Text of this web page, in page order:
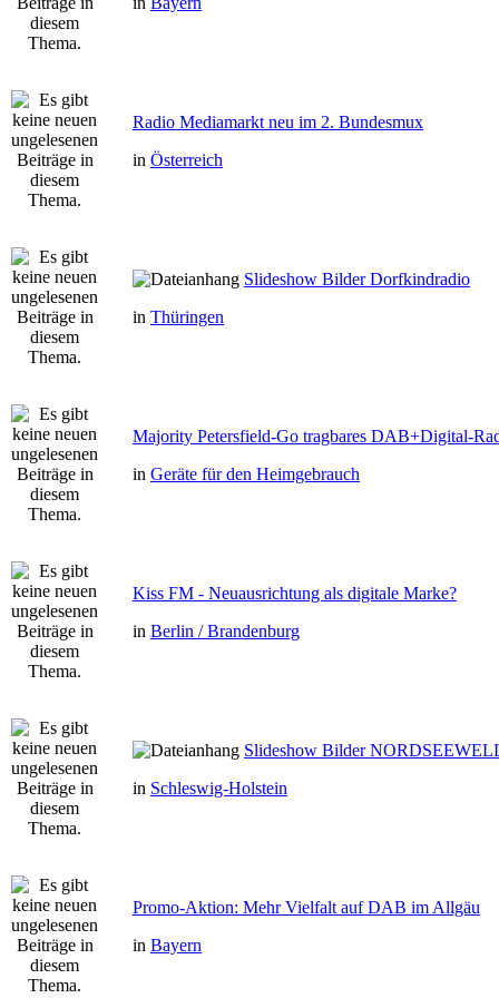
Radio Mediamarkt neu im 2. Bundesmux
in Österreich
Slideshow Bilder Dorfkindradio
in Thüringen
Majority Petersfield-Go tragbares DAB+Digital-
in Geräte für den Heimgebrauch
Kiss FM - Neuausrichtung als digitale Marke?
in Berlin / Brandenburg
Slideshow Bilder
in Schleswig-Holstein
Promo-Aktion: Mehr Vielfalt auf DAB im Allgäu
in Bayern